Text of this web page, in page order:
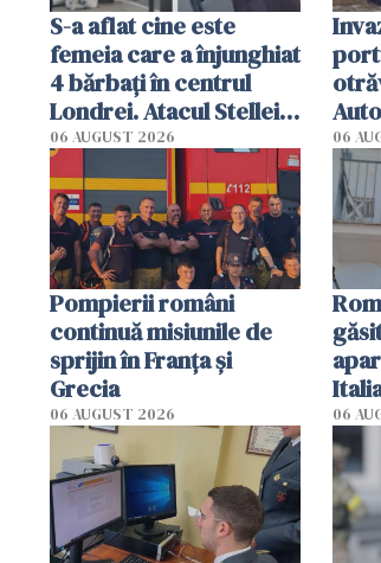
S-a aflat cine este
femeia care a înjunghiat
4 bărbați în centrul
Londrei. Atacul Stellei,
de 44 de ani, explicat
de anchetatori
06 AUGUST 2026
mai
06
Pompierii români
continuă misiunile de
sprijin în Franţa şi
Grecia
06 AUGUST 2026 06